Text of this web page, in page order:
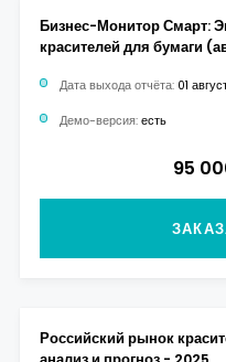
Бизнес-Монитор Смарт:
красителей для бумаги
Дата выхода отчёта: 01
Демо-версия: есть
95
Российский рынок